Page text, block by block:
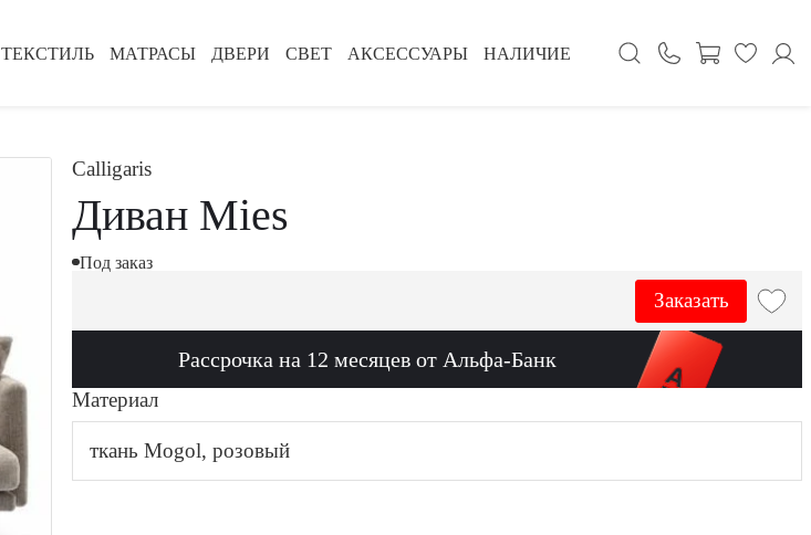
ТЕКСТИЛЬ МАТРАСЫ ДВЕРИ СВЕТ АКСЕССУАРЫ НАЛИЧИЕ
Calligaris
Диван Mies
Под заказ
Заказать
Рассрочка на 12 месяцев от Альфа-Банк
Материал
ткань Mogol, розовый